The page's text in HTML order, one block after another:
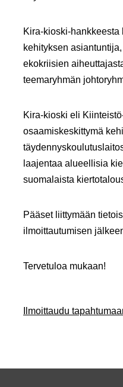
Kira-kioski-
kehityksen asiantuntija,
ekokriisien
teemaryhmän
Kira-kioski eli
osaamiskeskittymä
laajentaa alueellisia
suomalaista
Pääset liittymään
ilmoittautumisen
Tervetuloa mukaan!
Ilmoittaudu